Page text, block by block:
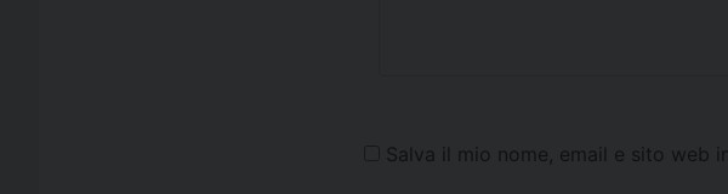
Salva il mio nome, email e sito web